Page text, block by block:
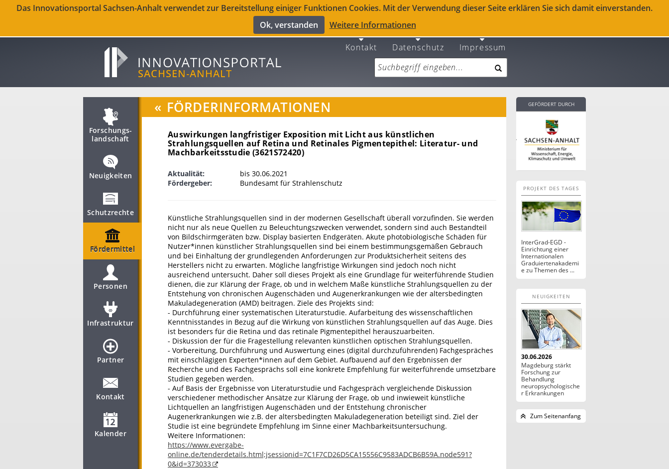
Das Innovationsportal Sachsen-Anhalt verwendet zur Bereitstellung einiger Funktionen Cookies. Mit der Verwendung dieser Seite erklären Sie sich damit einverstanden.
Ok, verstanden
Weitere Informationen
Kontakt Datenschutz Impressum
Forschungs­
landschaft
Neuigkeiten
Schutzrechte
Fördermittel
Personen
Infrastruktur
Partner
Kontakt
Kalender
« FÖRDERINFORMATIONEN
Auswirkungen langfristiger Exposition mit Licht aus künstlichen
Strahlungsquellen auf Retina und Retinales Pigmentepithel: Literatur- und
Machbarkeitsstudie (3621S72420)
Aktualität:
bis 30.06.2021
Fördergeber:
Bundesamt für Strahlenschutz
Künstliche Strahlungsquellen sind in der modernen Gesellschaft überall vorzufinden. Sie werden
nicht nur als neue Quellen zu Beleuchtungszwecken verwendet, sondern sind auch Bestandteil
von Bildschirmgeräten bzw. Display basierten Endgeräten. Akute photobiologische Schäden für
Nutzer*innen künstlicher Strahlungsquellen sind bei einem bestimmungsgemäßen Gebrauch
und bei Einhaltung der grundlegenden Anforderungen zur Produktsicherheit seitens des
Herstellers nicht zu erwarten. Mögliche langfristige Wirkungen sind jedoch noch nicht
ausreichend untersucht. Daher soll dieses Projekt als eine Grundlage für weiterführende Studien
dienen, die zur Klärung der Frage, ob und in welchem Maße künstliche Strahlungsquellen zu der
Entstehung von chronischen Augenschäden und Augenerkrankungen wie der altersbedingten
Makuladegeneration (AMD) beitragen. Ziele des Projekts sind:
- Durchführung einer systematischen Literaturstudie. Aufarbeitung des wissenschaftlichen
Kenntnisstandes in Bezug auf die Wirkung von künstlichen Strahlungsquellen auf das Auge. Dies
ist besonders für die Retina und das retinale Pigmentepithel herauszuarbeiten.
- Diskussion der für die Fragestellung relevanten künstlichen optischen Strahlungsquellen.
- Vorbereitung, Durchführung und Auswertung eines (digital durchzuführenden) Fachgespräches
mit einschlägigen Experten*innen auf dem Gebiet. Aufbauend auf den Ergebnissen der
Recherche und des Fachgesprächs soll eine konkrete Empfehlung für weiterführende umsetzbare
Studien gegeben werden.
- Auf Basis der Ergebnisse von Literaturstudie und Fachgespräch vergleichende Diskussion
verschiedener methodischer Ansätze zur Klärung der Frage, ob und inwieweit künstliche
Lichtquellen an langfristigen Augenschäden und der Entstehung chronischer
Augenerkrankungen wie z.B. der altersbedingten Makuladegeneration beteiligt sind. Ziel der
Studie ist eine begründete Empfehlung im Sinne einer Machbarkeitsuntersuchung.
Weitere Informationen:
https://www.evergabe-
online.de/tenderdetails.html;jsessionid=7C1F7CD26D5CA15556C9583ADCB6B59A.node591?
0&id=373033
GEFÖRDERT DURCH
PROJEKT DES TAGES
InterGrad-EGD -
Einrichtung einer
Internationalen
Graduiertenakademi
e zu Themen des ...
NEUIGKEITEN
30.06.2026
Magdeburg stärkt
Forschung zur
Behandlung
neuropsychologische
r Erkrankungen
Zum Seitenanfang